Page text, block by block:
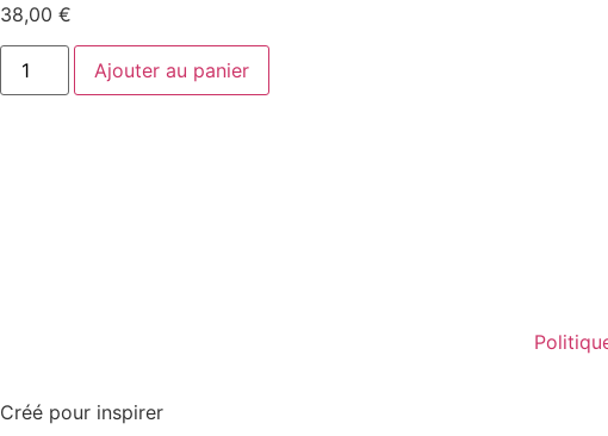
38,00 €
Ajouter au panier
Créé pour inspirer